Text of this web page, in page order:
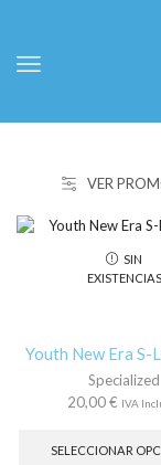
VER
SIN
EXISTENCIAS
Youth New Era S-
Specialized
20,00€ IVA
SELECCIONAR